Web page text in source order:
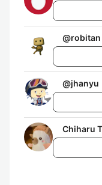
@robitan
@jhanyu
Chiharu